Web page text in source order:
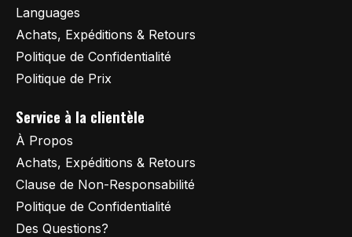
Languages
Achats, Expéditions & Retours
Politique de Confidentialité
Politique de Prix
Service à la clientèle
À Propos
Achats, Expéditions & Retours
Clause de Non-Responsabilité
Politique de Confidentialité
Des Questions?